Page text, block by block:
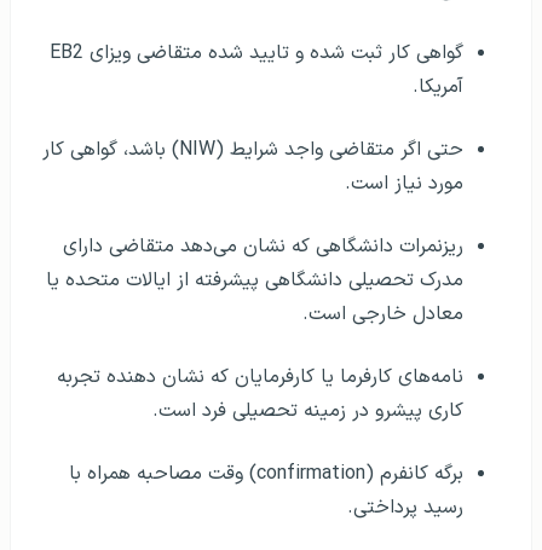
گواهی کار ثبت شده و تایید شده متقاضی ویزای EB2
آمریکا.
حتی اگر متقاضی واجد شرایط (NIW) باشد، گواهی کار
مورد نیاز است.
ریزنمرات دانشگاهی که نشان می‌دهد متقاضی دارای
مدرک تحصیلی دانشگاهی پیشرفته از ایالات متحده یا
معادل خارجی است.
نامه‌های کارفرما یا کارفرمایان که نشان دهنده تجربه
کاری پیشرو در زمینه تحصیلی فرد است.
برگه کانفرم (confirmation) وقت مصاحبه همراه با
رسید پرداختی.